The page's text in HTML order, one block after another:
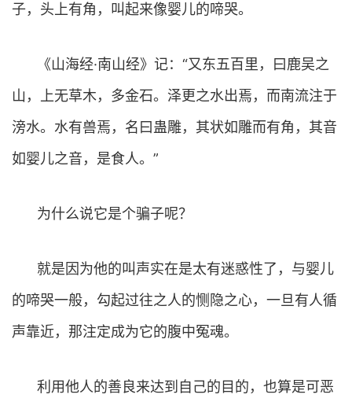
子，头上有角，叫起来像婴儿的啼哭。
《山海经·南山经》记：“又东五百里，曰鹿吴之
山，上无草木，多金石。泽更之水出焉，而南流注于
滂水。水有兽焉，名曰蛊雕，其状如雕而有角，其音
如婴儿之音，是食人。”
为什么说它是个骗子呢？
就是因为他的叫声实在是太有迷惑性了，与婴儿
的啼哭一般，勾起过往之人的恻隐之心，一旦有人循
声靠近，那注定成为它的腹中冤魂。
利用他人的善良来达到自己的目的，也算是可恶